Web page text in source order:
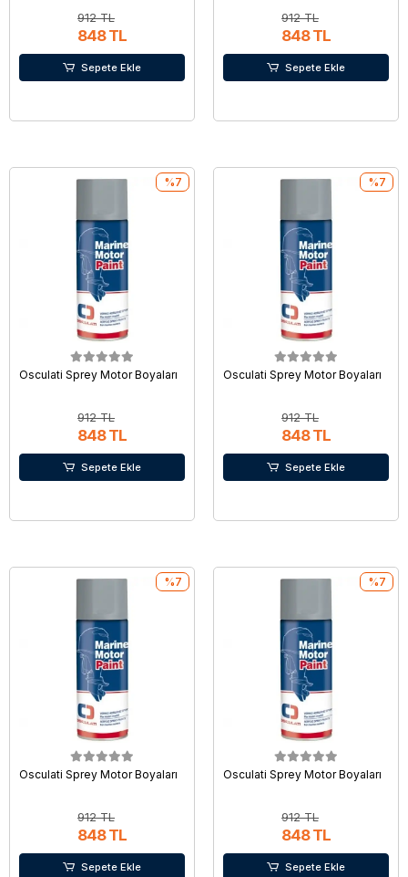
912 TL
848 TL
Sepete Ekle
912 TL
848 TL
Sepete Ekle
Osculati Sprey Motor Boyaları
912 TL
848 TL
%7
Sepete Ekle
Osculati Sprey Motor Boyaları
912 TL
848 TL
%7
Sepete Ekle
Osculati Sprey Motor Boyaları
912 TL
848 TL
%7
Sepete Ekle
Osculati Sprey Motor Boyaları
912 TL
848 TL
%7
Sepete Ekle